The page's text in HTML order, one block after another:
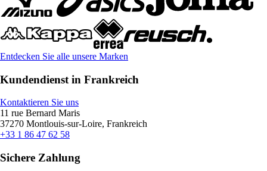
Entdecken Sie alle unsere Marken
Kundendienst in Frankreich
Kontaktieren Sie uns
11 rue Bernard Maris
37270 Montlouis-sur-Loire, Frankreich
+33 1 86 47 62 58
Sichere Zahlung